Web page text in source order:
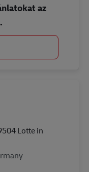
az
Lotte in